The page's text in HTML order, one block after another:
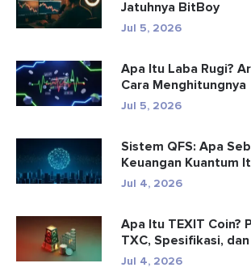
Jatuhnya BitBoy
Jul 5, 2026
Apa Itu Laba Rugi?
Cara Menghitungnya
Jul 5, 2026
Sistem QFS: Apa
Keuangan Kuantum
Jul 4, 2026
Apa Itu TEXIT Coin?
TXC, Spesifikasi,
Jul 4, 2026